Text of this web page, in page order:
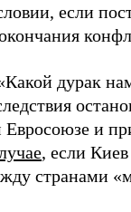
если
дурак
Евросоюзе и
, если Киев
странами